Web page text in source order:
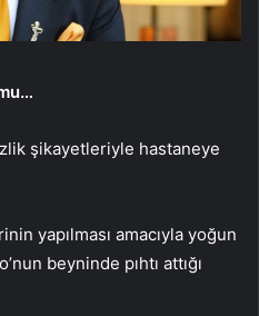
şikayetleriyle hastaneye
yapılması amacıyla yoğun
beyninde pıhtı attığı